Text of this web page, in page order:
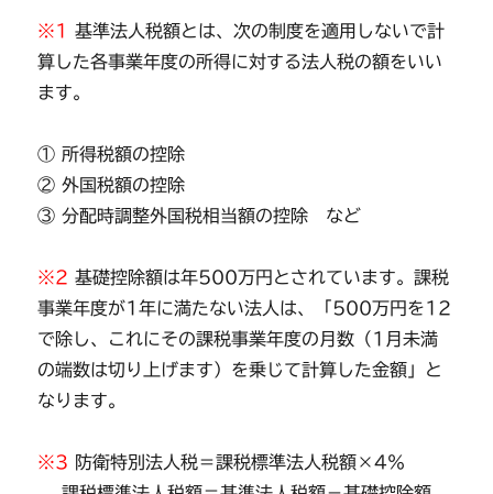
※1
基準法人税額とは、次の制度を適用しないで計
算した各事業年度の所得に対する法人税の額をいい
ます。
① 所得税額の控除
② 外国税額の控除
③ 分配時調整外国税相当額の控除 など
※2 基礎控除額は年500万円とされています。課税
事業年度が1年に満たない法人は、「500万円を12
で除し、これにその課税事業年度の月数（1月未満
の端数は切り上げます）を乗じて計算した金額」と
なります。
※3 防衛特別法人税＝課税標準法人税額×4％